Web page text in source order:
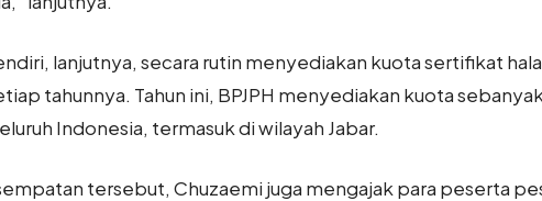
lanjutnya, secara rutin menyediakan kuota sertifikat
tahunnya. Tahun ini, BPJPH menyediakan kuota
Indonesia, termasuk di wilayah Jabar.
tersebut, Chuzaemi juga mengajak para peserta